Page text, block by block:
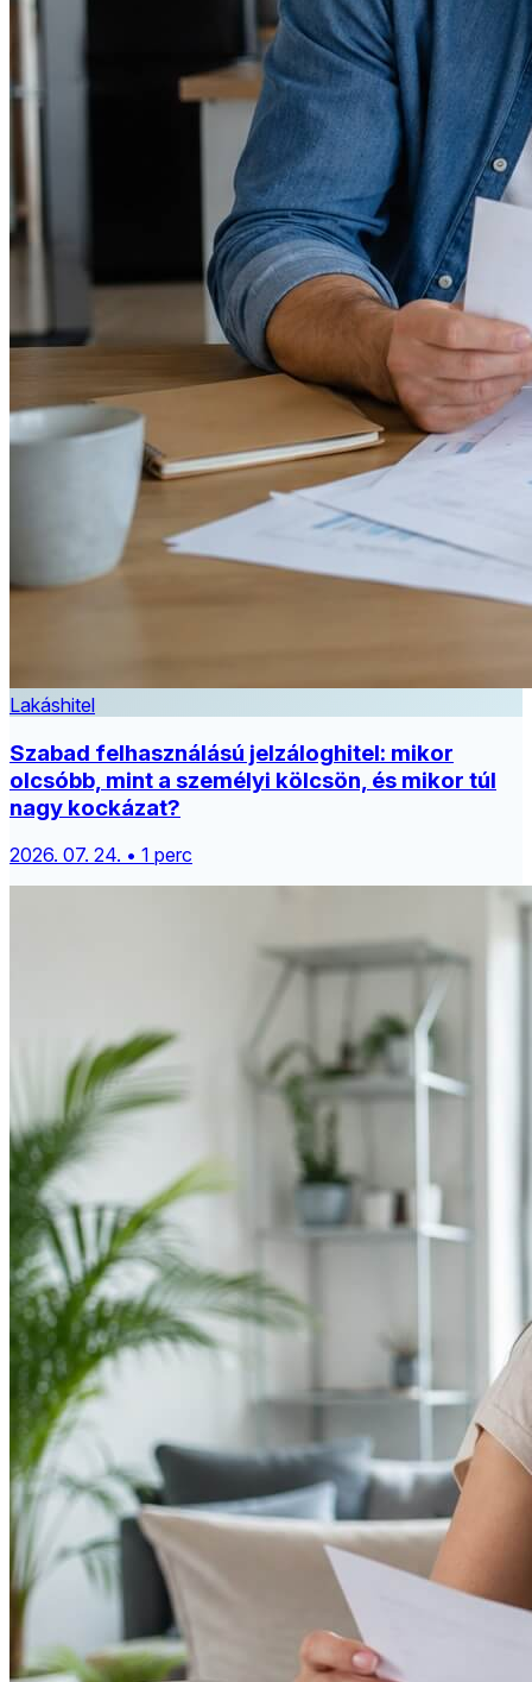
Lakáshitel
Szabad felhasználású jelzáloghitel: mikor
olcsóbb, mint a személyi kölcsön, és mikor túl
nagy kockázat?
2026. 07. 24. • 1 perc